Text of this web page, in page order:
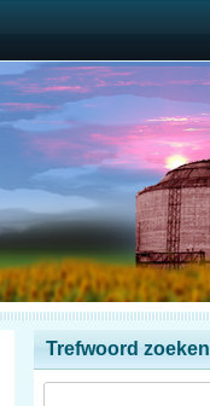
Trefwoord zoeken